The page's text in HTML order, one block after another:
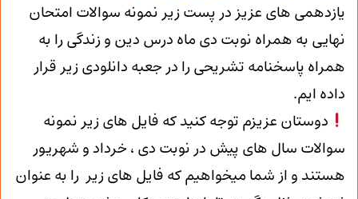
یازدهمی های عزیز در پست زیر نمونه سوالات امتحان
نهایی به همراه نوبت دی ماه درس دین و زندگی را به
همراه پاسخنامه تشریحی را در جعبه دانلودی زیر قرار
داده ایم.
دوستان عزیزم توجه کنید که فایل های زیر نمونه
سوالات سال های پیش در نوبت دی ، خرداد و شهریور
هستند و از شما میخواهیم که فایل های زیر را به عنوان